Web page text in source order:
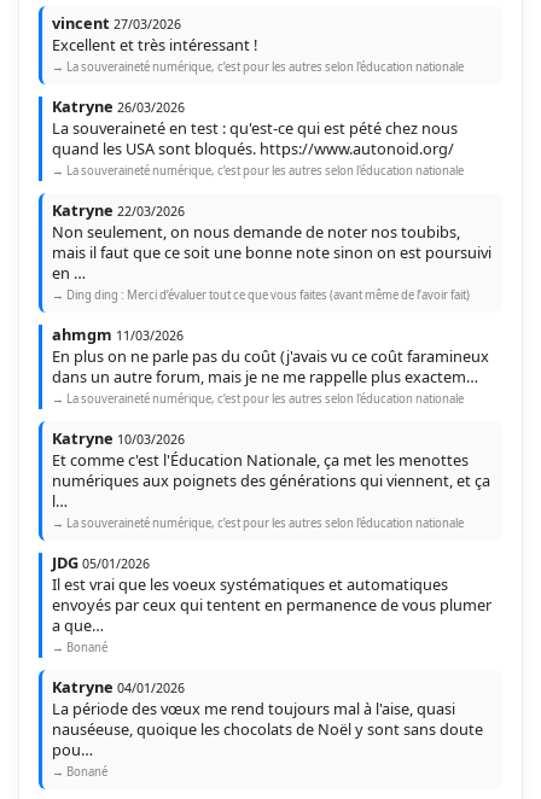
Juillet 2024
Mai 2024
Mars 2024 (8)
Février 2024 (20)
Janvier 2024 (7)
vincent 27/03/2026
Excellent et très intéressant !
→ La souveraineté numérique, c’est pour les autres selon l'éducation nationale
Katryne 26/03/2026
La souveraineté en test : qu'est-ce qui est pété chez nous
quand les USA sont bloqués. https://www.autonoid.org/
→ La souveraineté numérique, c’est pour les autres selon l'éducation nationale
Katryne 22/03/2026
Non seulement, on nous demande de noter nos toubibs,
mais il faut que ce soit une bonne note sinon on est poursuivi
en …
→ Ding ding : Merci d’évaluer tout ce que vous faites (avant même de l’avoir fait)
ahmgm 11/03/2026
En plus on ne parle pas du coût (j'avais vu ce coût faramineux
dans un autre forum, mais je ne me rappelle plus exactem…
→ La souveraineté numérique, c’est pour les autres selon l'éducation nationale
Katryne 10/03/2026
Et comme c'est l'Éducation Nationale, ça met les menottes
numériques aux poignets des générations qui viennent, et ça
l…
→ La souveraineté numérique, c’est pour les autres selon l'éducation nationale
JDG 05/01/2026
Il est vrai que les voeux systématiques et automatiques
envoyés par ceux qui tentent en permanence de vous plumer
a que…
→ Bonané
Katryne 04/01/2026
La période des vœux me rend toujours mal à l'aise, quasi
nauséeuse, quoique les chocolats de Noël y sont sans doute
pou…
→ Bonané